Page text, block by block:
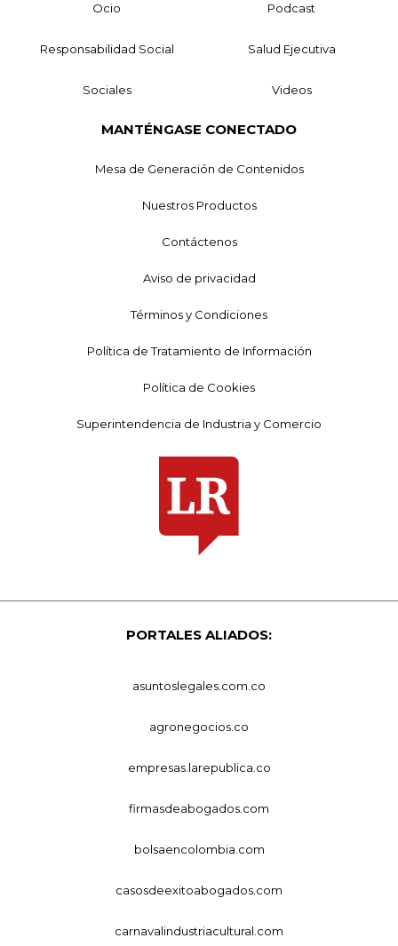
Ocio Podcast
Responsabilidad Social Salud Ejecutiva
Sociales Videos
MANTÉNGASE CONECTADO
Mesa de Generación de Contenidos
Nuestros Productos
Contáctenos
Aviso de privacidad
Términos y Condiciones
Política de Tratamiento de Información
Política de Cookies
Superintendencia de Industria y Comercio
PORTALES ALIADOS:
asuntoslegales.com.co
agronegocios.co
empresas.larepublica.co
firmasdeabogados.com
bolsaencolombia.com
casosdeexitoabogados.com
carnavalindustriacultural.com